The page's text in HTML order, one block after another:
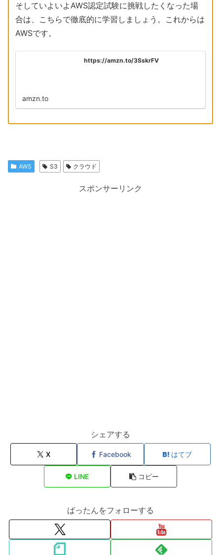
そしていよいよAWS認定試験に挑戦したくなった場
合は、こちらで徹底的に学習しましょう。これからは
AWSです。
https://amzn.to/3SskrFV
amzn.to
AWS S3 クラウド
スポンサーリンク
シェアする
X Facebook はてブ
LINE コピー
ばったんをフォローする